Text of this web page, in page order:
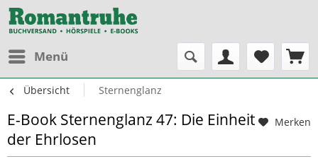
Menü
Übersicht Sternenglanz
Merken
E-Book Sternenglanz 47: Die Einheit
der Ehrlosen